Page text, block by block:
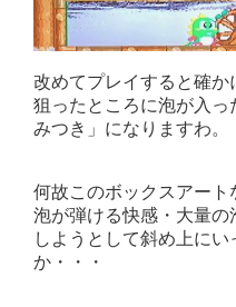
改めてプレイすると確か
狙ったところに泡が入
みつき」になりますわ。
何故このボックスアート
泡が弾ける快感・大量の
しようとして斜め上に
か・・・